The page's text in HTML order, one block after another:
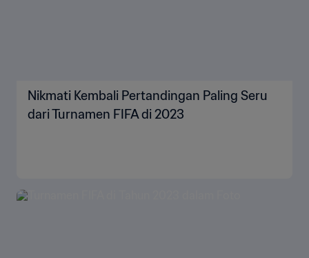
Nikmati Kembali Pertandingan Paling Seru
dari Turnamen FIFA di 2023